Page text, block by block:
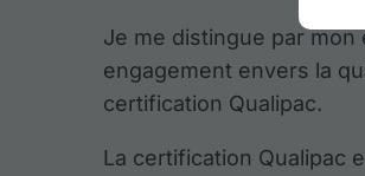
Je me distingue par
engagement envers la
certification Qualipac.
La certification Qualipac